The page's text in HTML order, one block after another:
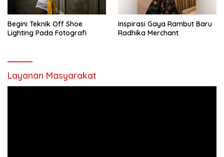
Begini Teknik Off Shoe
Lighting Pada Fotografi
Inspirasi Gaya Rambut Baru
Radhika Merchant
Layanan Masyarakat